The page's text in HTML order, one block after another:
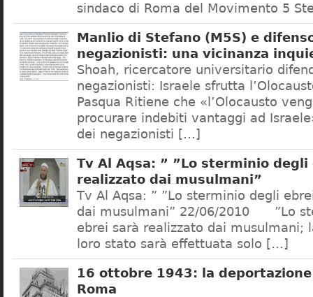
sindaco di Roma del Movimento 5
Manlio di Stefano (M5S) e
negazionisti: una vicinanza
Shoah, ricercatore universitario
negazionisti: Israele sfrutta
Pasqua Ritiene che «l’Olocausto
procurare indebiti vantaggi ad
dei negazionisti […]
Tv Al Aqsa: ” ”Lo sterminio degli
realizzato dai musulmani”
Tv Al Aqsa: ” ”Lo sterminio degli
dai musulmani” 22/06/2010 ”Lo
ebrei sarà realizzato dai musulmani;
loro stato sarà effettuata solo […]
16 ottobre 1943: la
Roma